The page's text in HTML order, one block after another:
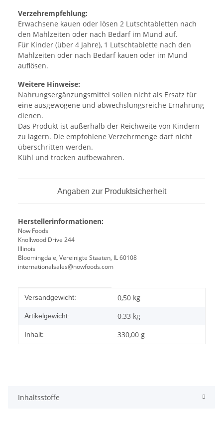
Verzehrempfehlung:
Erwachsene kauen oder lösen 2 Lutschtabletten nach
den Mahlzeiten oder nach Bedarf im Mund auf.
Für Kinder (über 4 Jahre), 1 Lutschtablette nach den
Mahlzeiten oder nach Bedarf kauen oder im Mund
auflösen.
Weitere Hinweise:
Nahrungsergänzungsmittel sollen nicht als Ersatz für
eine ausgewogene und abwechslungsreiche Ernährung
dienen.
Das Produkt ist außerhalb der Reichweite von Kindern
zu lagern. Die empfohlene Verzehrmenge darf nicht
überschritten werden.
Kühl und trocken aufbewahren.
Angaben zur Produktsicherheit
Herstellerinformationen:
Now Foods
Knollwood Drive 244
Illinois
Bloomingdale, Vereinigte Staaten, IL 60108
internationalsales@nowfoods.com
Produkteigenschaft
Wert
Versandgewicht: 0,50 kg
Artikelgewicht: 0,33 kg
Inhalt: 330,00 g
Inhaltsstoffe